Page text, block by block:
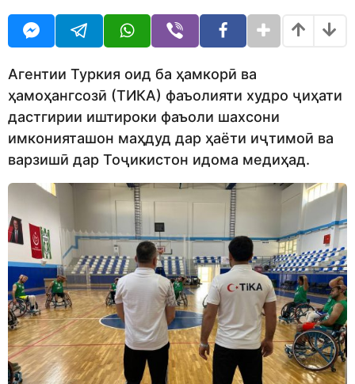
o
t
h
a
g
o
Агентии Туркия оид ба ҳамкорӣ ва
ҳамоҳангсозӣ (ТИКА) фаъолияти худро ҷиҳати
дастгирии иштироки фаъоли шахсони
имконияташон маҳдуд дар ҳаёти иҷтимоӣ ва
варзишӣ дар Тоҷикистон идома медиҳад.